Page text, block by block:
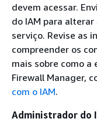
devem acessar.
do IAM para
serviço. Revise as
compreender os
mais sobre como a
Firewall Manager,
com o IAM.
Administrador do